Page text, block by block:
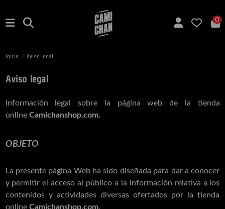
0
Inicio Aviso legal
Aviso legal
Información legal sobre la página web de la tienda
online Camichanshop.com.
OBJETO
La presente página Web ha sido diseñada para dar a conocer
y permitir el acceso al público a la información relativa a los
contenidos y actividades diversas ofertados por la tienda
online Camichanshop.com.